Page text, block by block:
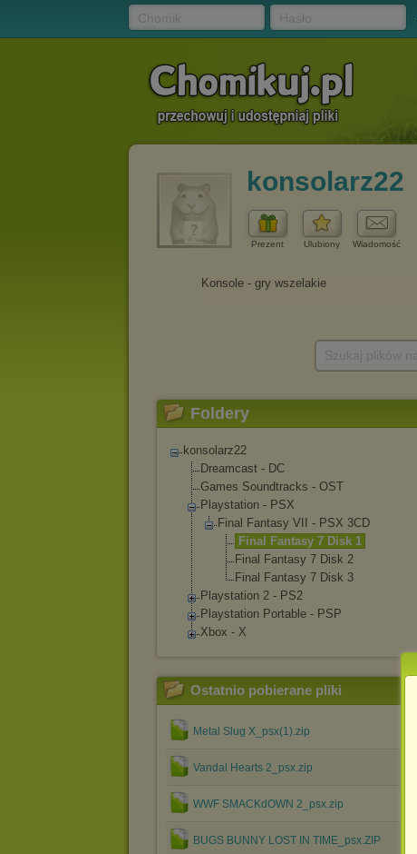
konsolarz22
Prezent Ulubiony Wiadomość
Foldery
konsolarz22
Dreamcast - DC
Games Soundtracks - OST
Playstation - PSX
Final Fantasy VII - PSX 3CD
Final Fantasy 7 Disk 1
Final Fantasy 7 Disk 2
Final Fantasy 7 Disk 3
Playstation 2 - PS2
Playstation Portable - PSP
Xbox - X
Ostatnio pobierane pliki
Metal Slug X_psx(1).zip
Vandal Hearts 2_psx.zip
WWF SMACKdOWN 2_psx.zip
BUGS BUNNY LOST IN TIME_psx.ZIP